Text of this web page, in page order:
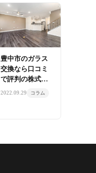
豊中市のガラス
交換なら口コミ
で評判の株式会
社明康へお任せ
2022.09.29 コラム